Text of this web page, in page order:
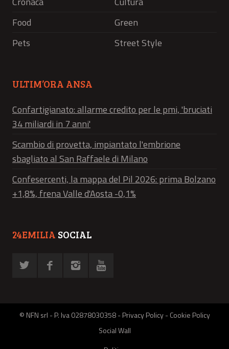
Food
Green
Pets
Street Style
ULTIM’ORA ANSA
Confartigianato: allarme credito per le pmi, 'bruciati
34 miliardi in 7 anni'
Scambio di provetta, impiantato l'embrione
sbagliato al San Raffaele di Milano
Confesercenti, la mappa del Pil 2026: prima Bolzano
+1,8%, frena Valle d'Aosta -0,1%
24EMILIA SOCIAL
© NFN srl - P. Iva 02878030358 -Privacy Policy-Cookie Policy
Social Wall